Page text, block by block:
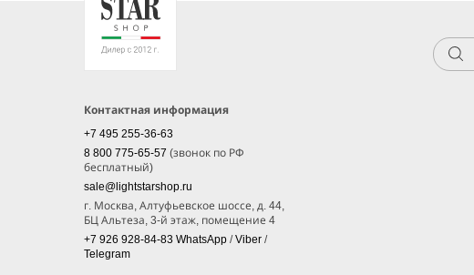
Контактная информация
+7 495 255-36-63
8 800 775-65-57 (звонок по РФ
бесплатный)
sale@lightstarshop.ru
г. Москва, Алтуфьевское шоссе, д. 44,
БЦ Альтеза, 3-й этаж, помещение 4
+7 926 928-84-83 WhatsApp /Viber /
Telegram